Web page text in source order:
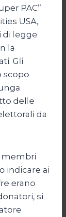
PAC”
USA,
di legge
la
Gli
scopo
delle
da
membri
indicare ai
erano
si